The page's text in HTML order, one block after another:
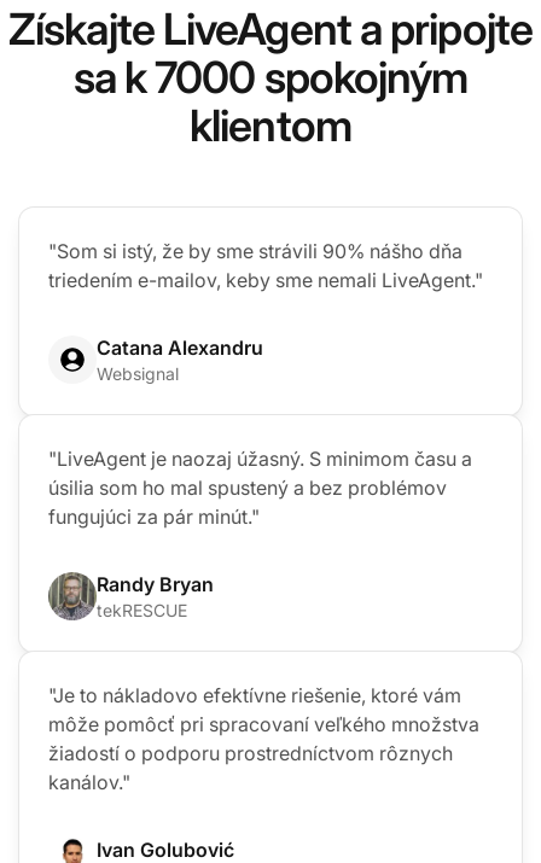
Získajte LiveAgent a pripojte
sa k 7000 spokojným
klientom
"Som si istý, že by sme strávili 90% nášho dňa
triedením e-mailov, keby sme nemali LiveAgent."
Catana Alexandru
Websignal
"LiveAgent je naozaj úžasný. S minimom času a
úsilia som ho mal spustený a bez problémov
fungujúci za pár minút."
Randy Bryan
tekRESCUE
"Je to nákladovo efektívne riešenie, ktoré vám
môže pomôcť pri spracovaní veľkého množstva
žiadostí o podporu prostredníctvom rôznych
kanálov."
Ivan Golubović